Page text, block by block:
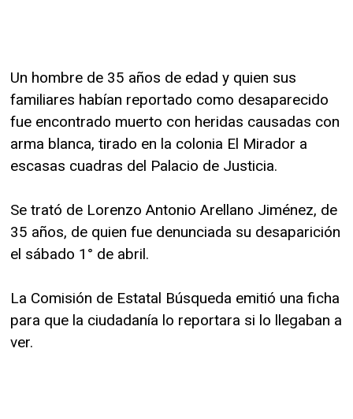
Un hombre de 35 años de edad y quien sus
familiares habían reportado como desaparecido
fue encontrado muerto con heridas causadas con
arma blanca, tirado en la colonia El Mirador a
escasas cuadras del Palacio de Justicia.
Se trató de Lorenzo Antonio Arellano Jiménez, de
35 años, de quien fue denunciada su desaparición
el sábado 1° de abril.
La Comisión de Estatal Búsqueda emitió una ficha
para que la ciudadanía lo reportara si lo llegaban a
ver.